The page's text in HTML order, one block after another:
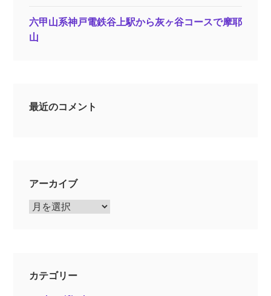
六甲山系神戸電鉄谷上駅から灰ヶ谷コースで摩耶
山
最近のコメント
アーカイブ
ア
カテゴリー